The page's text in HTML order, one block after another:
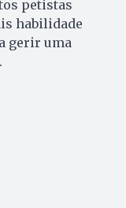
petistas
habilidade
gerir uma